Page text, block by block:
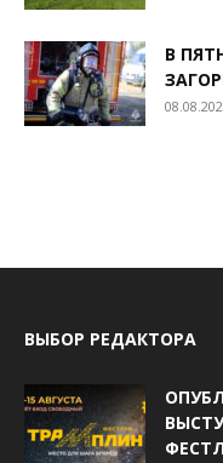
В
ВЫБОР РЕДАКТОРА